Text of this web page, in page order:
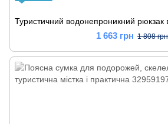
Туристичний водонепроникний рюкзак
1 663 грн 1 808 грн